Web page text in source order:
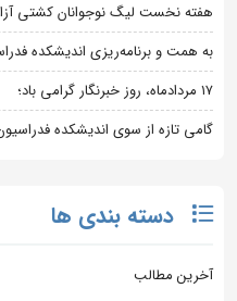
هفته نخست لیگ نوجوانان کشتی
به همت و برنامه‌ریزی اندیشکده
۱۷ مردادماه، روز خبرنگار گرامی باد؛
گامی تازه از سوی اندیشکده
دسته بندی ها
آخرین مطالب